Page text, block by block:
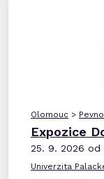
Olomouc >
Expozice
25. 9. 2026 od
Univerzita